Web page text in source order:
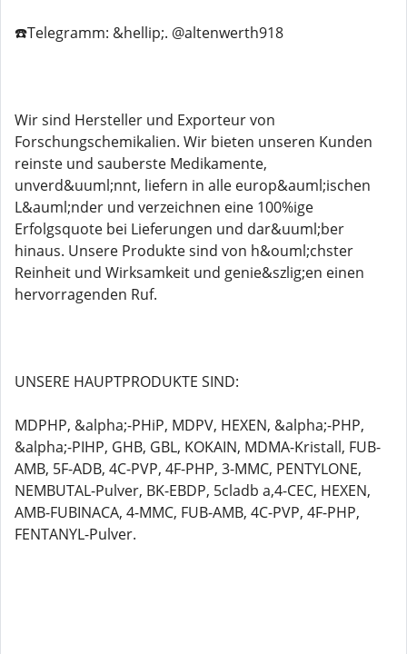
☎️Telegramm: &hellip;. @altenwerth918
Wir sind Hersteller und Exporteur von
Forschungschemikalien. Wir bieten unseren Kunden
reinste und sauberste Medikamente,
unverd&uuml;nnt, liefern in alle europ&auml;ischen
L&auml;nder und verzeichnen eine 100%ige
Erfolgsquote bei Lieferungen und dar&uuml;ber
hinaus. Unsere Produkte sind von h&ouml;chster
Reinheit und Wirksamkeit und genie&szlig;en einen
hervorragenden Ruf.
UNSERE HAUPTPRODUKTE SIND:
MDPHP, &alpha;-PHiP, MDPV, HEXEN, &alpha;-PHP,
&alpha;-PIHP, GHB, GBL, KOKAIN, MDMA-Kristall, FUB-
AMB, 5F-ADB, 4C-PVP, 4F-PHP, 3-MMC, PENTYLONE,
NEMBUTAL-Pulver, BK-EBDP, 5cladb a,4-CEC, HEXEN,
AMB-FUBINACA, 4-MMC, FUB-AMB, 4C-PVP, 4F-PHP,
FENTANYL-Pulver.